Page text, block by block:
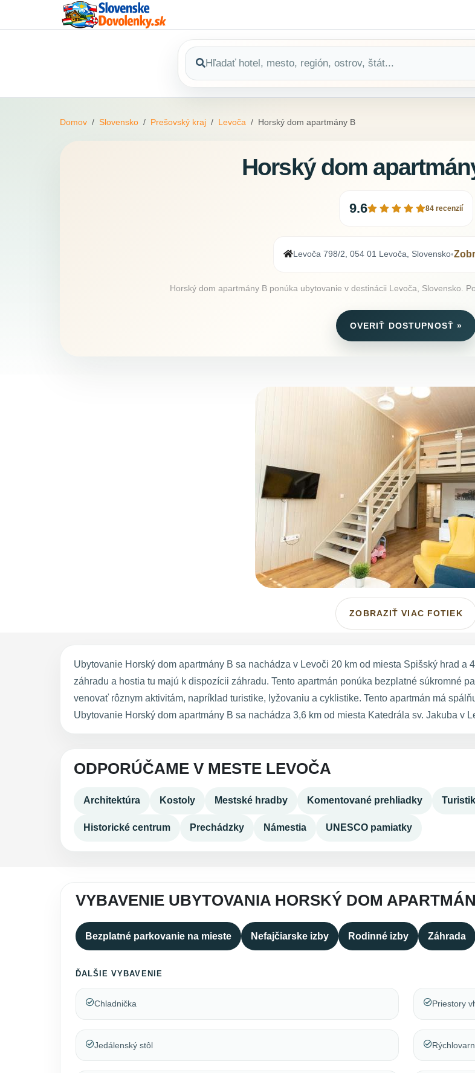
Domov Slovensko Prešovský kraj Levoča Horský dom apartmány B
Horský dom
9.6 84 recenzií
Levoča 798/2, 054 01 Levoča, Slovensko•
Horský dom apartmány B ponúka ubytovanie v destinácii Levoča, Slovensko.
OVERIŤ DOSTUPNOSŤ »
ZOBRAZIŤ VIAC FOTIEK
Ubytovanie Horský dom apartmány B sa nachádza v Levoči 20 km od miesta Spišský hrad
záhradu a hostia tu majú k dispozícii záhradu. Tento apartmán ponúka bezplatné súkromné
venovať rôznym aktivitám, napríklad turistike, lyžovaniu a cyklistike. Tento apartmán má
Ubytovanie Horský dom apartmány B sa nachádza 3,6 km od miesta Katedrála sv. Jakuba v
ODPORÚČAME V MESTE LEVOČA
Architektúra Kostoly Mestské hradby Komentované prehliadky
Historické centrum Prechádzky Námestia UNESCO pamiatky
VYBAVENIE UBYTOVANIA HORSKÝ DOM
Bezplatné parkovanie na mieste Nefajčiarske izby Rodinné izby Záhrada
ĎALŠIE VYBAVENIE
Chladnička
Jedálenský stôl
Priestory